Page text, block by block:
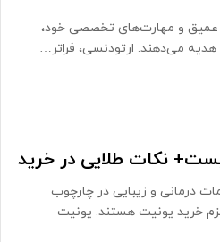
و مهارت‌های تخصصی خود،
می‌دهند. ارتودنسی، فراتر…
نکات طلایی در خرید
درمانی و زیبایی در چارچوب
خرید یونیت هستند. یونیت